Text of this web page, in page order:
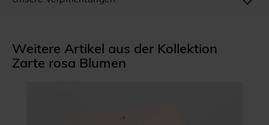
Weitere Artikel aus der Kollektion
Zarte rosa Blumen